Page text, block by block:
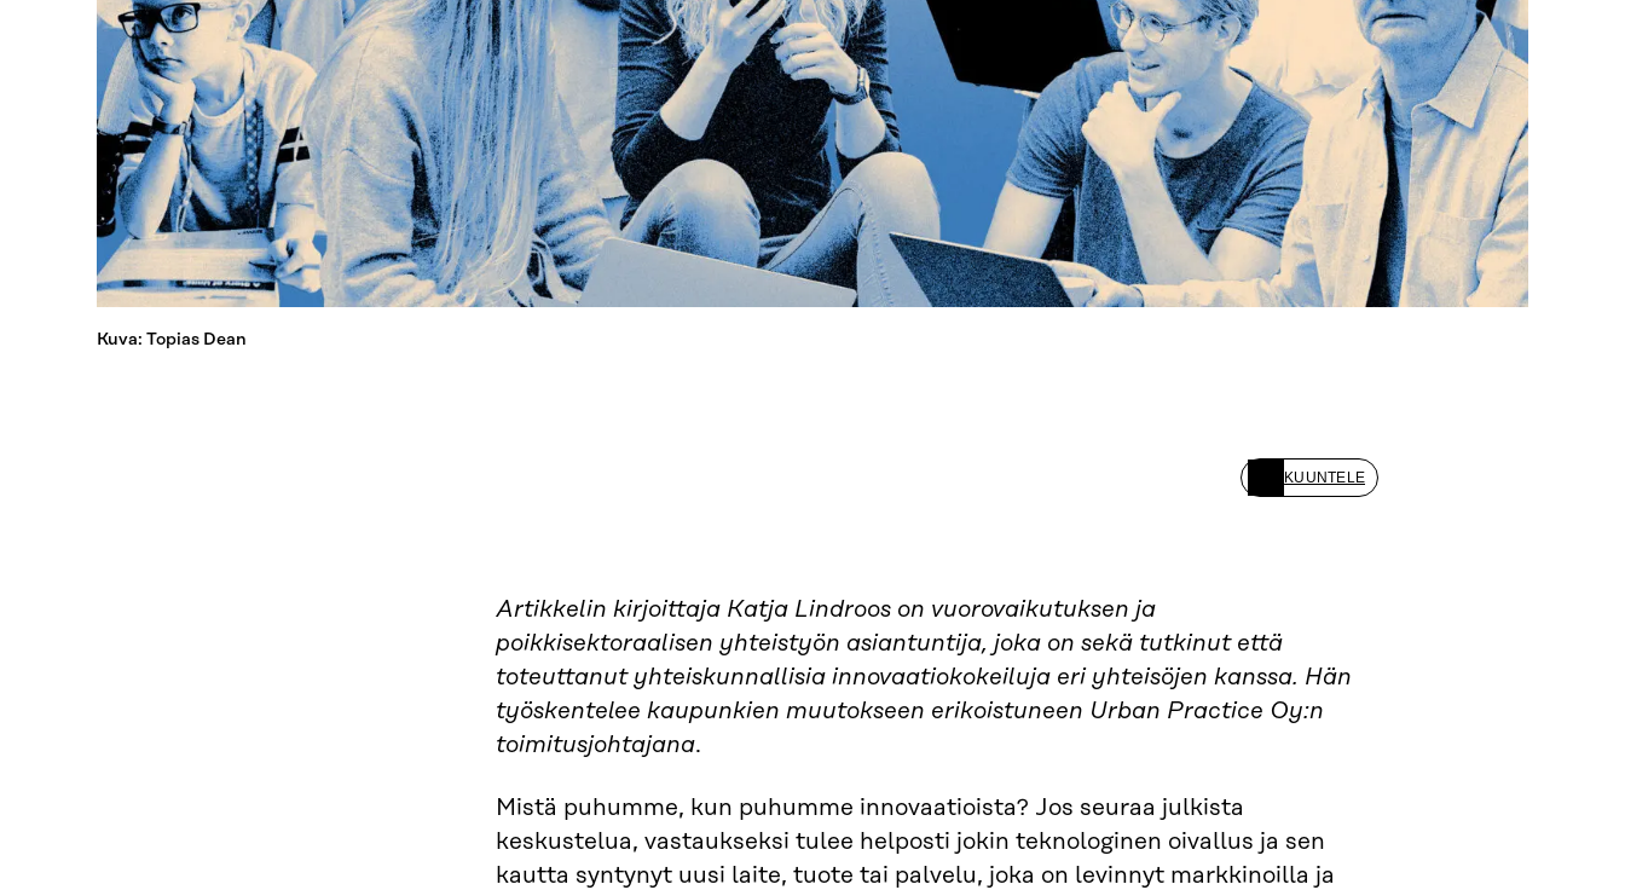
Kuva: Topias Dean
KUUNTELE
Artikkelin kirjoittaja Katja Lindroos on vuorovaikutuksen ja
poikkisektoraalisen yhteistyön asiantuntija, joka on sekä tutkinut että
toteuttanut yhteiskunnallisia innovaatiokokeiluja eri yhteisöjen kanssa. Hän
työskentelee kaupunkien muutokseen erikoistuneen Urban Practice Oy:n
toimitusjohtajana.
Mistä puhumme, kun puhumme innovaatioista? Jos seuraa julkista
keskustelua, vastaukseksi tulee helposti jokin teknologinen oivallus ja sen
kautta syntynyt uusi laite, tuote tai palvelu, joka on levinnyt markkinoilla ja